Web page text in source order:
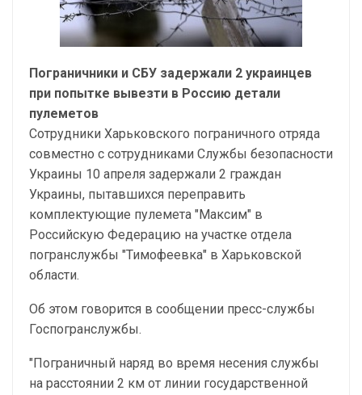
Пограничники и СБУ задержали 2 украинцев
при попытке вывезти в Россию детали
пулеметов
Сотрудники Харьковского пограничного отряда
совместно с сотрудниками Службы безопасности
Украины 10 апреля задержали 2 граждан
Украины, пытавшихся переправить
комплектующие пулемета "Максим" в
Российскую Федерацию на участке отдела
погранслужбы "Тимофеевка" в Харьковской
области.
Об этом говорится в сообщении пресс-службы
Госпогранслужбы.
"Пограничный наряд во время несения службы
на расстоянии 2 км от линии государственной